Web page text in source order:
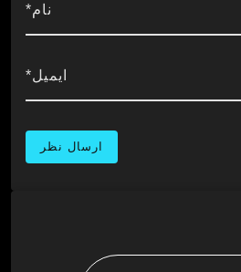
نام*
ایمیل*